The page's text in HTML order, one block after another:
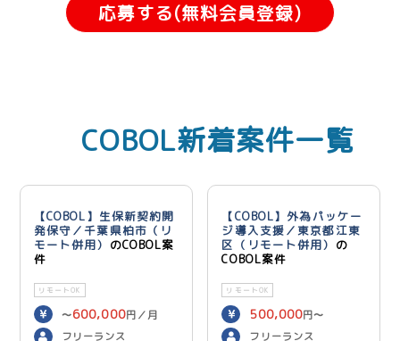
応募する(無料会員登録)
COBOL新着案件一覧
【COBOL】生保新契約開
発保守／千葉県柏市（リ
モート併用） のCOBOL案
件
リモートOK
〜600,000円／月
フリーランス
【COBOL】外為パッケー
ジ導入支援／東京都江東
区（リモート併用） の
COBOL案件
リモートOK
500,000円〜
600,000 円／月
フリーランス